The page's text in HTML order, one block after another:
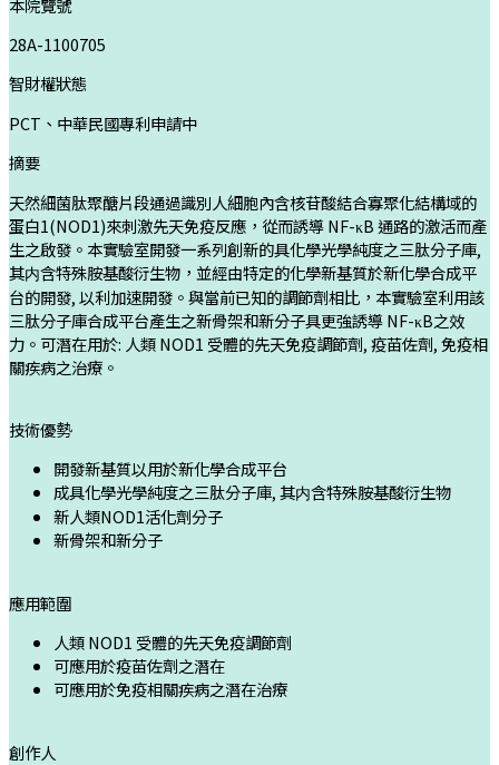
28A-1100705
智財權狀態
PCT、中華民國專利申請中
摘要
天然細菌肽聚醣片段通過識別人細胞內含核苷酸結合寡聚化結構域的
蛋白1(NOD1)來刺激先天免疫反應，從而誘導 NF-κB 通路的激活而產
生之啟發。本實驗室開發一系列創新的具化學光學純度之三肽分子庫,
其内含特殊胺基酸衍生物，並經由特定的化學新基質於新化學合成平
台的開發, 以利加速開發。與當前已知的調節劑相比，本實驗室利用該
三肽分子庫合成平台產生之新骨架和新分子具更強誘導 NF-κB之效
力。可潛在用於: 人類 NOD1 受體的先天免疫調節劑, 疫苗佐劑, 免疫相
關疾病之治療。
技術優勢
開發新基質以用於新化學合成平台
成具化學光學純度之三肽分子庫, 其内含特殊胺基酸衍生物
新人類NOD1活化劑分子
新骨架和新分子
應用範圍
人類 NOD1 受體的先天免疫調節劑
可應用於疫苗佐劑之潛在
可應用於免疫相關疾病之潛在治療
創作人